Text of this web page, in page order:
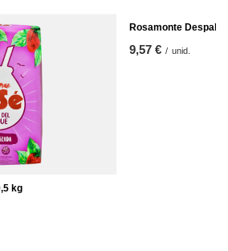
kg
Rosamonte
9,57 € / unid.